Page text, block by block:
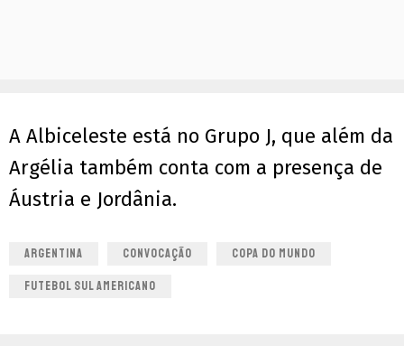
A Albiceleste está no Grupo J, que além da
Argélia também conta com a presença de
Áustria e Jordânia.
ARGENTINA CONVOCAÇÃO COPA DO MUNDO
FUTEBOL SUL AMERICANO